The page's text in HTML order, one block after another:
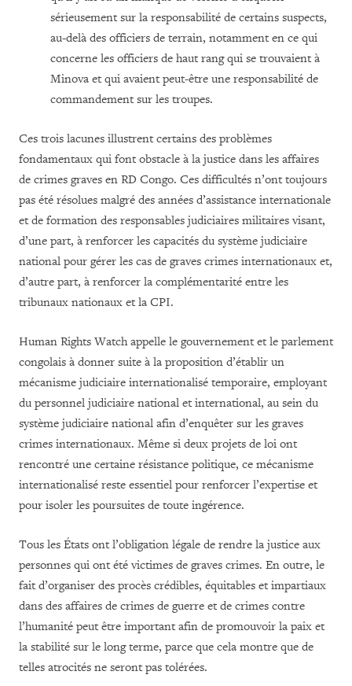
sérieusement sur la responsabilité de certains suspects,
au-delà des officiers de terrain, notamment en ce qui
concerne les officiers de haut rang qui se trouvaient à
Minova et qui avaient peut-être une responsabilité de
commandement sur les troupes.
Ces trois lacunes illustrent certains des problèmes
fondamentaux qui font obstacle à la justice dans les affaires
de crimes graves en RD Congo. Ces difficultés n’ont toujours
pas été résolues malgré des années d’assistance internationale
et de formation des responsables judiciaires militaires visant,
d’une part, à renforcer les capacités du système judiciaire
national pour gérer les cas de graves crimes internationaux et,
d’autre part, à renforcer la complémentarité entre les
tribunaux nationaux et la CPI.
Human Rights Watch appelle le gouvernement et le parlement
congolais à donner suite à la proposition d’établir un
mécanisme judiciaire internationalisé temporaire, employant
du personnel judiciaire national et international, au sein du
système judiciaire national afin d’enquêter sur les graves
crimes internationaux. Même si deux projets de loi ont
rencontré une certaine résistance politique, ce mécanisme
internationalisé reste essentiel pour renforcer l’expertise et
pour isoler les poursuites de toute ingérence.
Tous les États ont l’obligation légale de rendre la justice aux
personnes qui ont été victimes de graves crimes. En outre, le
fait d’organiser des procès crédibles, équitables et impartiaux
dans des affaires de crimes de guerre et de crimes contre
l’humanité peut être important afin de promouvoir la paix et
la stabilité sur le long terme, parce que cela montre que de
telles atrocités ne seront pas tolérées.